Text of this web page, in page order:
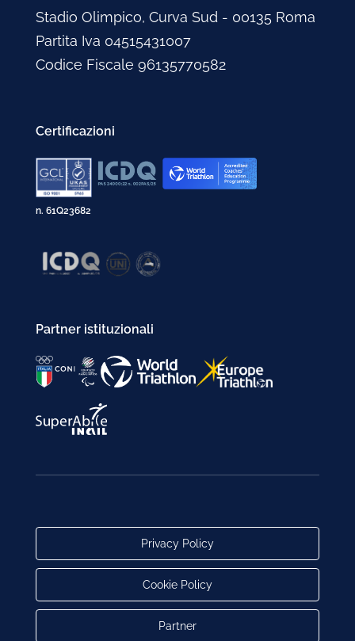
Stadio Olimpico, Curva Sud - 00135 Roma
Partita Iva 04515431007
Codice Fiscale 96135770582
Certificazioni
n. 61Q23682
Partner istituzionali
Privacy Policy
Cookie Policy
Partner